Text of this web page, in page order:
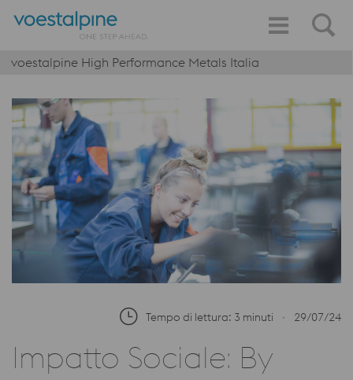
voestalpine High Performance Metals Italia
Tempo di lettura: 3 minuti ∙ 29/07/24
Impatto Sociale: By